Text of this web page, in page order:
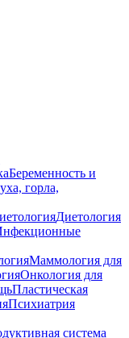
Беременность и
горла,
Диетология
Маммология для
Онкология для
Пластическая
Психиатрия
система